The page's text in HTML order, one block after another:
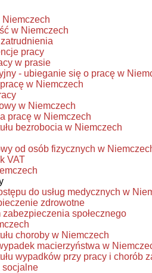
Niemczech
w Niemczech
pracy
w prasie
- ubieganie się o pracę w
w Niemczech
w Niemczech
pracę w Niemczech
bezrobocia w Niemczech
od osób fizycznych w
VAT
do usług medycznych w
zdrowotne
społecznego
choroby w Niemczech
macierzyństwa w
wypadków przy pracy i chorób
socjalne